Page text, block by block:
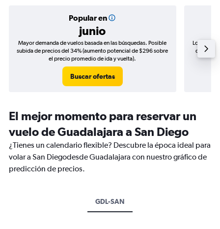
Popular en
junio
Mayor demanda de vuelos basada en las búsquedas. Posible
subida de precios del 34% (aumento potencial de $296 sobre
el precio promedio de ida y vuelta).
Buscar ofertas
Los
de
El mejor momento para reservar un
vuelo de Guadalajara a San Diego
¿Tienes un calendario flexible? Descubre la época ideal para
volar a San Diegodesde Guadalajara con nuestro gráfico de
predicción de precios.
GDL-SAN